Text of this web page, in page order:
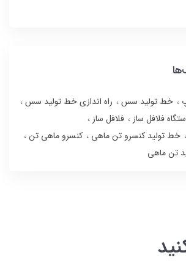
خط تولید سس
راه اندازی خط تولید سس
فلافل ساز
فلافل ساز
خط تولید کنسرو تن ماهی
کنسرو ماهی تن
تن ماهی